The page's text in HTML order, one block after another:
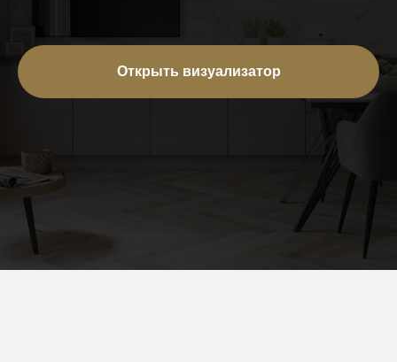
Открыть визуализатор